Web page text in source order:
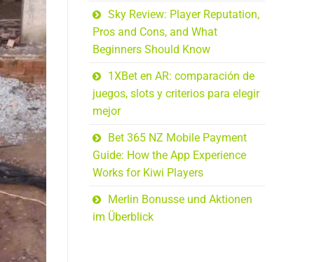
Sky Review: Player Reputation,
Pros and Cons, and What
Beginners Should Know
1XBet en AR: comparación de
juegos, slots y criterios para elegir
mejor
Bet 365 NZ Mobile Payment
Guide: How the App Experience
Works for Kiwi Players
Merlin Bonusse und Aktionen
im Überblick